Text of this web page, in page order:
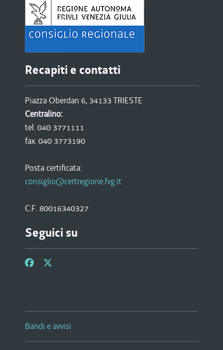
Recapiti e contatti
Piazza Oberdan 6, 34133 TRIESTE
Centralino:
tel. 040 3771111
fax. 040 3773190
Posta certificata:
consiglio@certregione.fvg.it
C.F. 80016340327
Seguici su
Bandi e avvisi